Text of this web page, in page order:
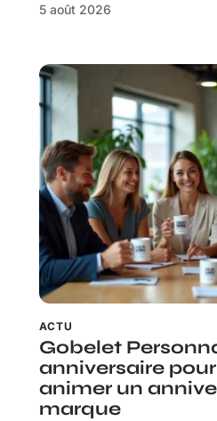
5 août 2026
ACTU
Gobelet
anniversaire
animer un
marque